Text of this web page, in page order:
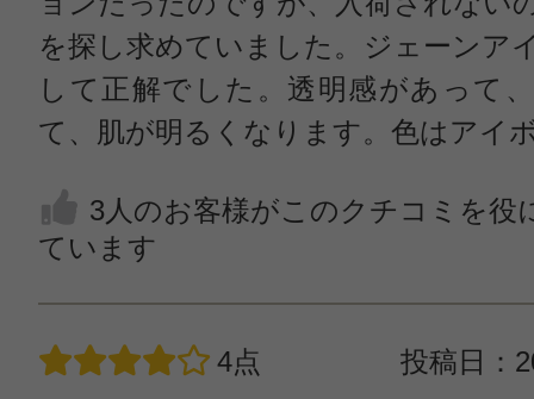
を探し求めていました。ジェーンア
して正解でした。透明感があって
て、肌が明るくなります。色はアイ
3人のお客様がこのクチコミを役
ています
4点 投稿日：